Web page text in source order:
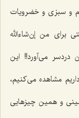
و سبزى و خضرویات
براى من إن‌شاء‌الله
دردسر می‌آورد!! این
مشاهده مى‌کنیم،
و همین چیزهایى